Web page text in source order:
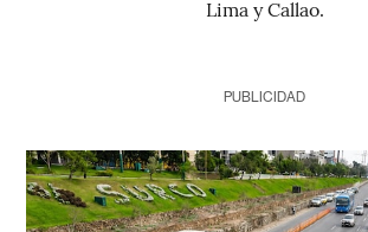
Lima y Callao.
PUBLICIDAD